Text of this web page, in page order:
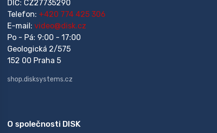
DIČ: CZ27735290
Telefon: +420 774 425 306
E-mail: video@disk.cz
Po - Pá: 9:00 - 17:00
Geologická 2/575
152 00 Praha 5
shop.disksystems.cz
O společnosti DISK